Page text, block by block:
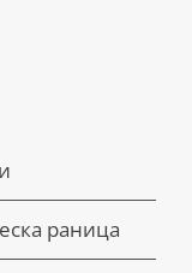
раница